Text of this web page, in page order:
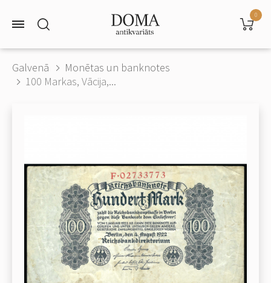
0
Galvenā
Monētas un banknotes
100 Markas, Vācija,...